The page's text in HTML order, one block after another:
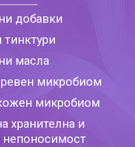
добавки
масла
микробиом
микробиом
хранителна и
непоносимост